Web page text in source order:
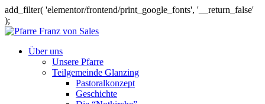
add_filter( 'elementor/frontend/print_google_fonts', '__return_false'
);
Über uns
Unsere Pfarre
Teilgemeinde Glanzing
Pastoralkonzept
Geschichte